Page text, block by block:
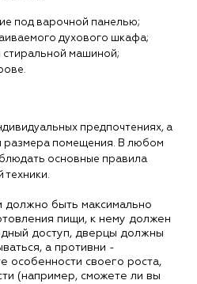
под варочной панелью;
духового шкафа;
стиральной машиной;
предпочтениях, а
размера помещения. В любом
основные правила
должно быть максимально
пищи, к нему должен
доступ, дверцы должны
а противни -
особенности своего роста,
(например, сможете ли вы